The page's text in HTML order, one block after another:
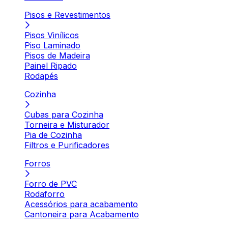
Pisos e Revestimentos
Pisos Vinílicos
Piso Laminado
Pisos de Madeira
Painel Ripado
Rodapés
Cozinha
Cubas para Cozinha
Torneira e Misturador
Pia de Cozinha
Filtros e Purificadores
Forros
Forro de PVC
Rodaforro
Acessórios para acabamento
Cantoneira para Acabamento